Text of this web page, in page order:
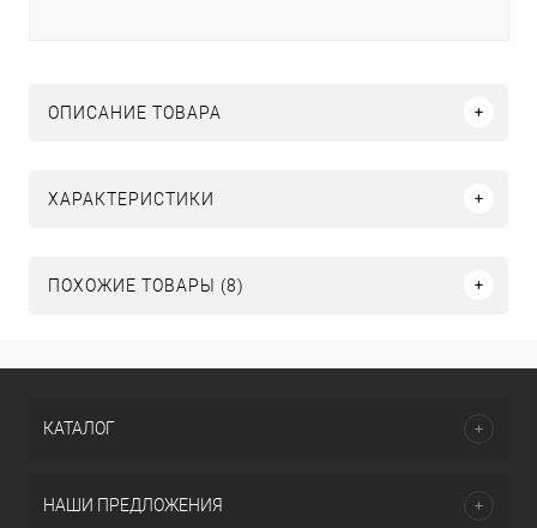
ОПИСАНИЕ ТОВАРА
ХАРАКТЕРИСТИКИ
ПОХОЖИЕ ТОВАРЫ (8)
КАТАЛОГ
НАШИ ПРЕДЛОЖЕНИЯ